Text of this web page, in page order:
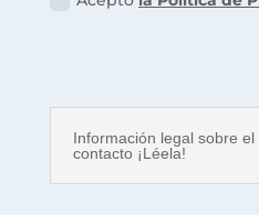
Información legal sobre
contacto ¡Léela!